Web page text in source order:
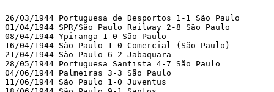
26/03/1944 Portuguesa de Desportos 1-1 São Paulo
01/04/1944 SPR/São Paulo Railway 2-8 São Paulo
08/04/1944 Ypiranga 1-0 São Paulo
16/04/1944 São Paulo 1-0 Comercial (São Paulo)
21/04/1944 São Paulo 6-2 Jabaquara
28/05/1944 Portuguesa Santista 4-7 São Paulo
04/06/1944 Palmeiras 3-3 São Paulo
11/06/1944 São Paulo 1-0 Juventus